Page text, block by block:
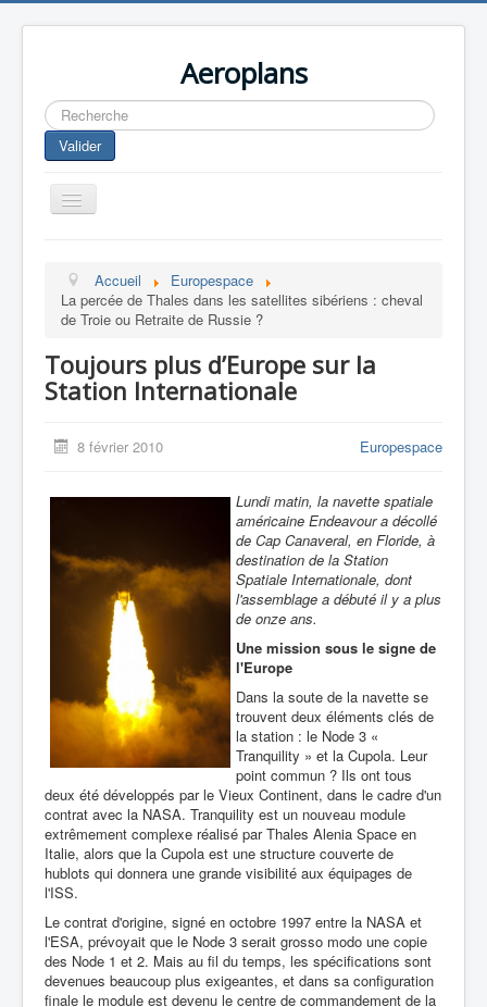
Aeroplans
Rechercher
Valider
Toggle
Navigation
Aviation Commerciale
Aviation d'Affaire
Aviation Militaire
Europespace
Drones
Accueil
Europespace
La percée de Thales dans les satellites sibériens : cheval
de Troie ou Retraite de Russie ?
Toujours plus d’Europe sur la
Station Internationale
8 février 2010 Europespace
Lundi matin, la navette spatiale
américaine Endeavour a décollé
de Cap Canaveral, en Floride, à
destination de la Station
Spatiale Internationale, dont
l'assemblage a débuté il y a plus
de onze ans.
Une mission sous le signe de
l'Europe
Dans la soute de la navette se
trouvent deux éléments clés de
la station : le Node 3 «
Tranquility » et la Cupola. Leur
point commun ? Ils ont tous
deux été développés par le Vieux Continent, dans le cadre d'un
contrat avec la NASA. Tranquility est un nouveau module
extrêmement complexe réalisé par Thales Alenia Space en
Italie, alors que la Cupola est une structure couverte de
hublots qui donnera une grande visibilité aux équipages de
l'ISS.
Le contrat d'origine, signé en octobre 1997 entre la NASA et
l'ESA, prévoyait que le Node 3 serait grosso modo une copie
des Node 1 et 2. Mais au fil du temps, les spécifications sont
devenues beaucoup plus exigeantes, et dans sa configuration
finale le module est devenu le centre de commandement de la